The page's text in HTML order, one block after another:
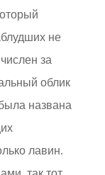
не
за
облик
названа
лавин.